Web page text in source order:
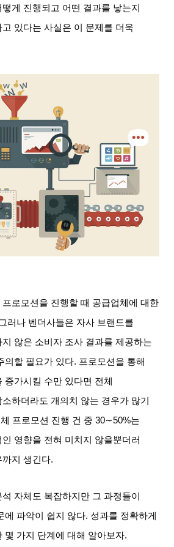
게 진행되고 어떤 결과를 낳는지
있다는 사실은 이 문제를 더욱
로모션을 진행할 때 공급업체에 대한
그러나 벤더사들은 자사 브랜드를
않은 소비자 조사 결과를 제공하는
의할 필요가 있다. 프로모션을 통해
증가시킬 수만 있다면 전체
하더라도 개의치 않는 경우가 많기
프로모션 진행 건 중 30∼50%는
영향을 전혀 미치지 않을뿐더러
까지 생긴다.
자체도 복잡하지만 그 과정들이
에 파악이 쉽지 않다. 성과를 정확하게
몇 가지 단계에 대해 알아보자.